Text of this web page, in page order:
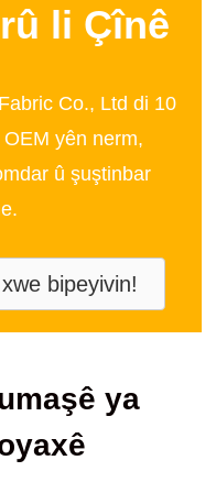
li Çînê
Co., Ltd di 10
yên nerm,
û şuştinbar
bipeyivin!
ya